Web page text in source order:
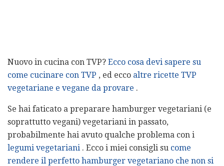
Nuovo in cucina con TVP? Ecco cosa devi sapere su
come cucinare con TVP , ed ecco altre ricette TVP
vegetariane e vegane da provare .
Se hai faticato a preparare hamburger vegetariani (e
soprattutto vegani) vegetariani in passato,
probabilmente hai avuto qualche problema con i
legumi vegetariani . Ecco i miei consigli su come
rendere il perfetto hamburger vegetariano che non si